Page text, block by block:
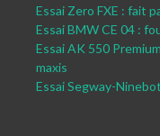
Essai Zero FXE : fait
Essai BMW CE 04 :
Essai AK 550
maxis
Essai Segway-